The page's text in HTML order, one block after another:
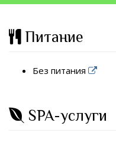
Питание
Без питания
SPA-услуги